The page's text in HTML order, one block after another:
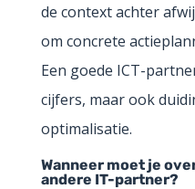
de context achter
om concrete
Een goede ICT-
cijfers, maar ook
optimalisatie.
Wanneer moet je
andere IT-partner?